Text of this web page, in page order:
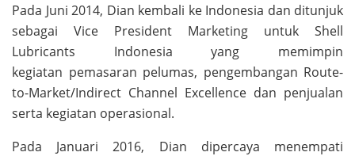
Pada Juni 2014, Dian kembali ke Indonesia dan ditunjuk
sebagai Vice President Marketing untuk Shell
Lubricants Indonesia yang memimpin
kegiatan pemasaran pelumas, pengembangan Route-
to-Market/Indirect Channel Excellence dan penjualan
serta kegiatan operasional.
Pada Januari 2016, Dian dipercaya menempati